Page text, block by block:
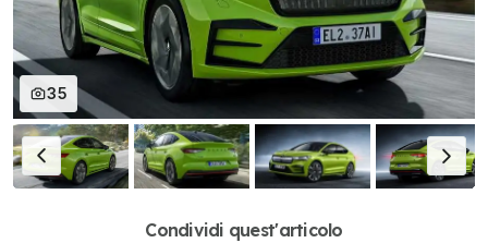
35
Condividi quest'articolo